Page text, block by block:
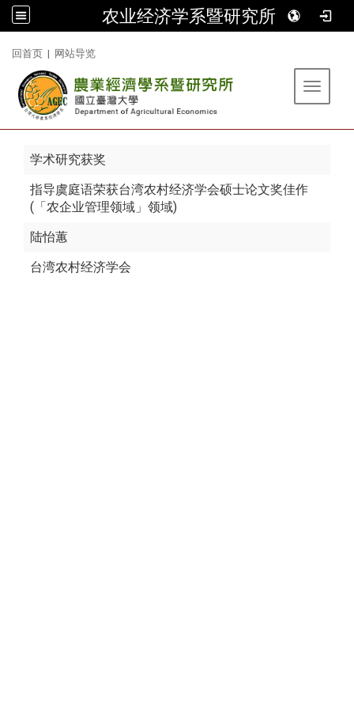
农业经济学系暨研究所
回首页 | 网站导览
Toggle
学术研究获奖
指导虞庭语荣获台湾农村经济学会硕士论文奖佳作
(「农企业管理领域」领域)
陆怡蕙
台湾农村经济学会